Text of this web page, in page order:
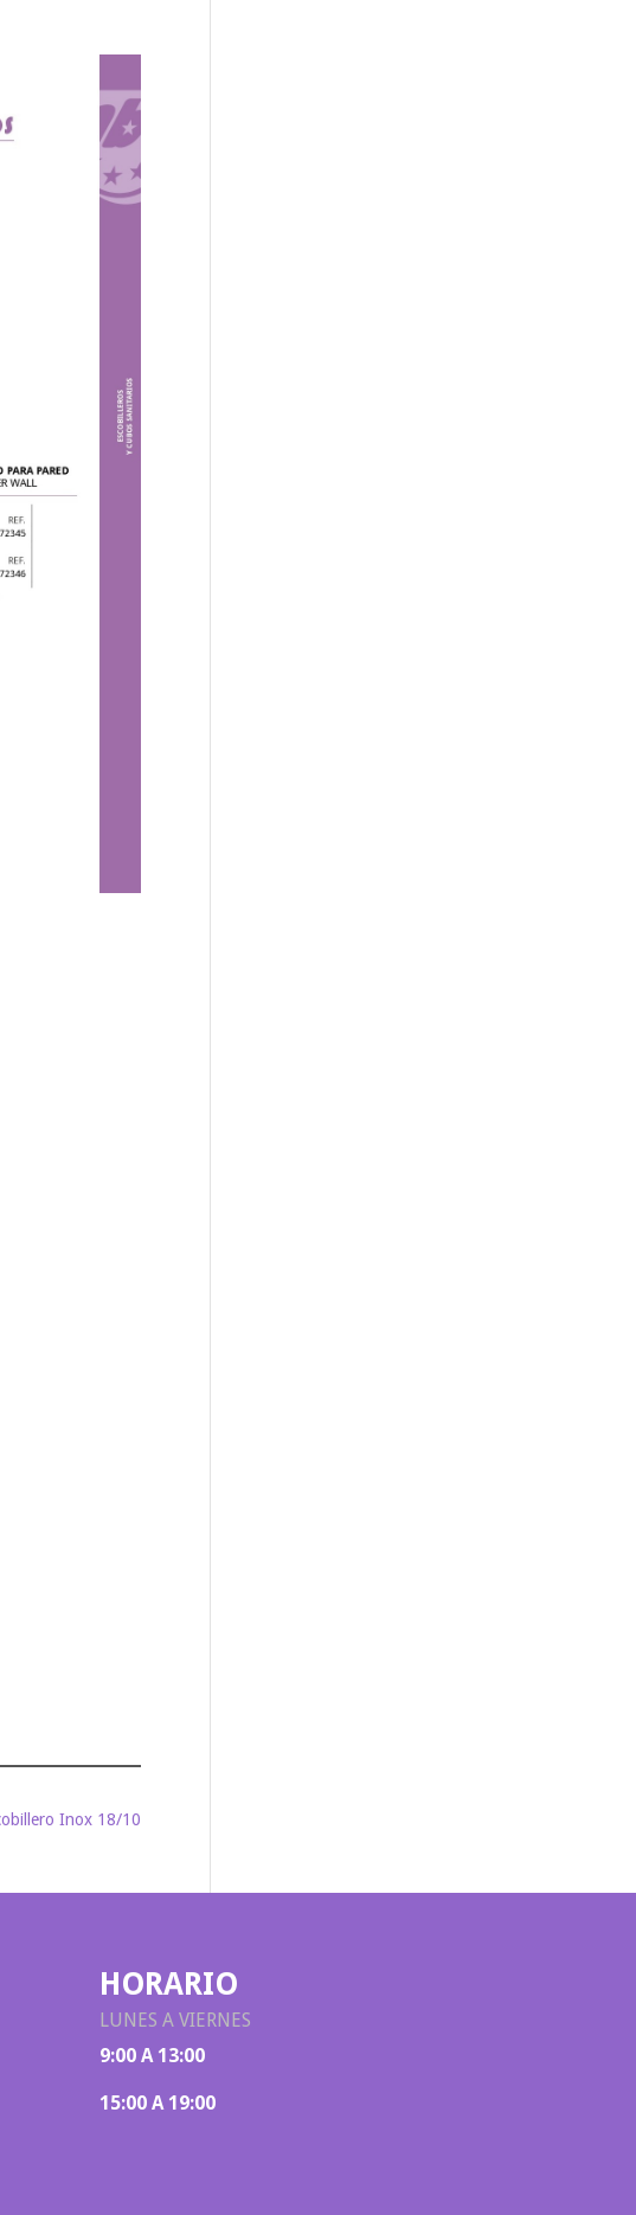
Inox 18/10
HORARIO
LUNES A VIERNES
9:00 A 13:00
15:00 A 19:00